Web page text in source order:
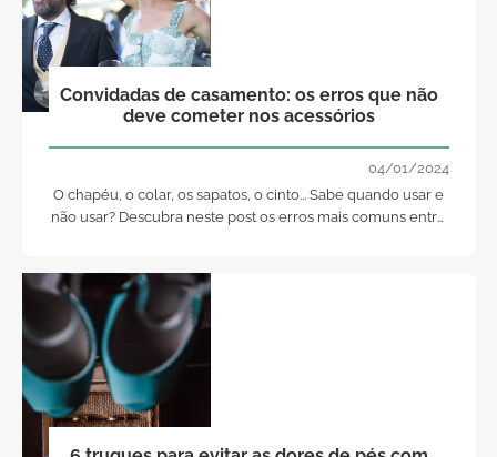
Convidadas de casamento: os erros que não
deve cometer nos acessórios
04/01/2024
O chapéu, o colar, os sapatos, o cinto... Sabe quando usar e
não usar? Descubra neste post os erros mais comuns entre